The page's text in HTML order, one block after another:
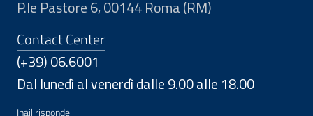
P.le Pastore 6, 00144 Roma (RM)
Contact Center
(+39) 06.6001
Dal lunedì al venerdì dalle 9.00 alle 18.00
Inail risponde